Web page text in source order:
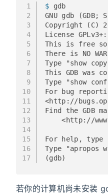
1
2
3
4
5
6
7
8
9
10
11
12
13
14
15
16
17
$ gdb
GNU gdb
Copyright (C)
License
This is free
There is NO
Type "show
This GDB was
Type "show
For bug
<http://
Find the GDB
<http://
For help, type
Type "apropos
(gdb)
若你的计算机尚未安装